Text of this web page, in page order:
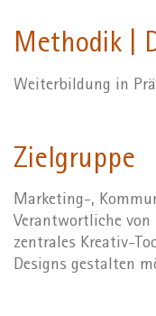
Methodik |
Weiterbildung in
Zielgruppe
Marketing-,
Verantwortliche von
zentrales Kreativ-
Designs gestalten